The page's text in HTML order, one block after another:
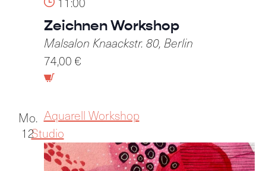
Zeichnen Workshop
Malsalon Knaackstr. 80, Berlin
74,00 €
Mo.
12
Aquarell Workshop
Studio